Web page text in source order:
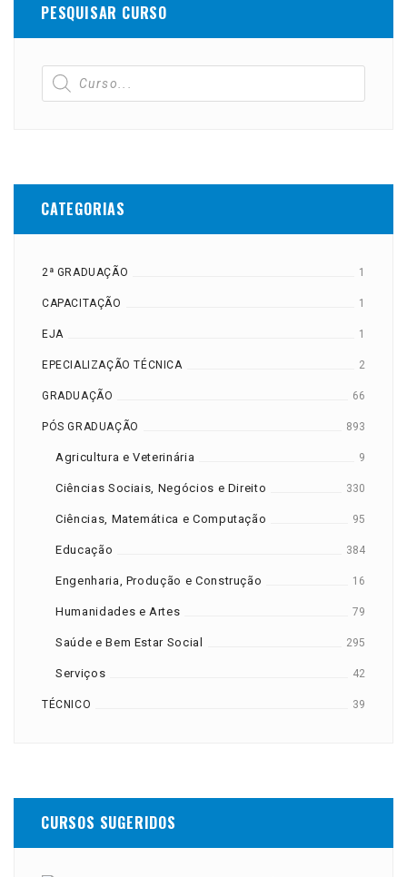
PESQUISAR CURSO
CATEGORIAS
2ª GRADUAÇÃO 1
CAPACITAÇÃO 1
EJA 1
EPECIALIZAÇÃO TÉCNICA 2
GRADUAÇÃO 66
PÓS GRADUAÇÃO 893
Agricultura e Veterinária 9
Ciências Sociais, Negócios e Direito 330
Ciências, Matemática e Computação 95
Educação 384
Engenharia, Produção e Construção 16
Humanidades e Artes 79
Saúde e Bem Estar Social 295
Serviços 42
TÉCNICO 39
CURSOS SUGERIDOS